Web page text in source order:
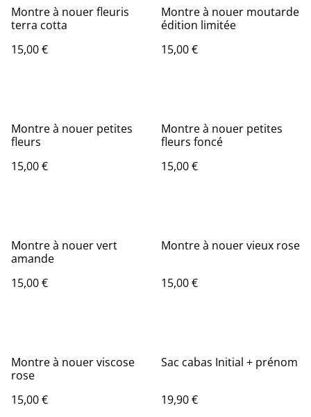
Montre à nouer fleuris
terra cotta
15,00 €
Montre à nouer moutarde
édition limitée
15,00 €
Montre à nouer petites
fleurs
15,00 €
Montre à nouer petites
fleurs foncé
15,00 €
Montre à nouer vert
amande
15,00 €
Montre à nouer vieux rose
15,00 €
Montre à nouer viscose
rose
15,00 €
Sac cabas Initial + prénom
19,90 €